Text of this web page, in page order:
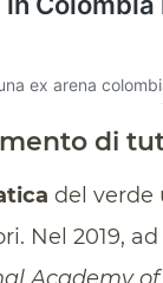
di
del verde
Nel 2019,